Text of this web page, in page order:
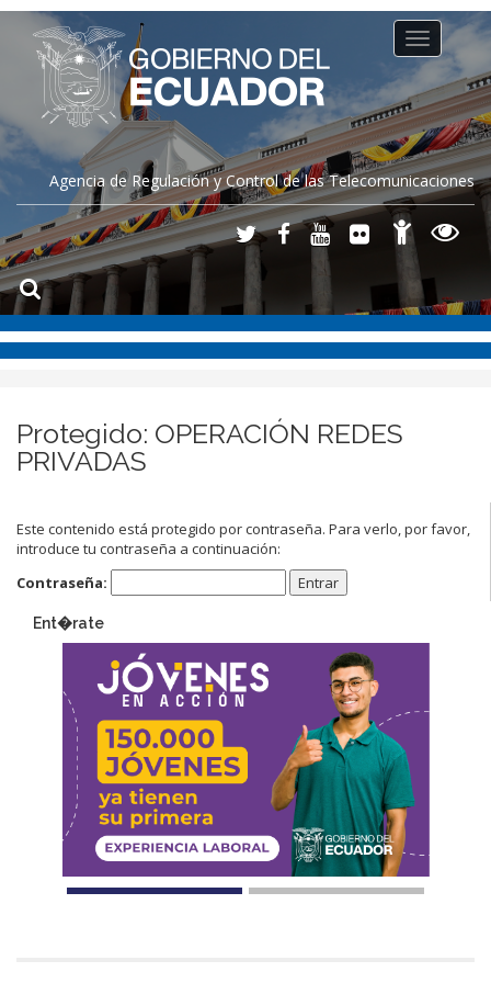
Agencia de Regulación y Control de las Telecomunicaciones
Toggle
navigation
Protegido: OPERACIÓN REDES
PRIVADAS
Este contenido está protegido por contraseña. Para verlo, por favor,
introduce tu contraseña a continuación:
Contraseña:
Ent�rate